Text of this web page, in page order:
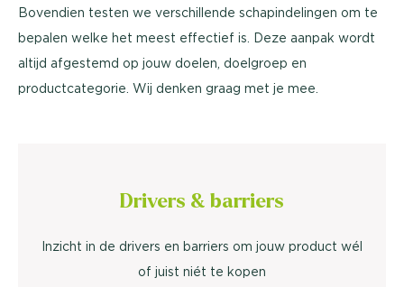
Bovendien testen we verschillende schapindelingen om te
bepalen welke het meest effectief is. Deze aanpak wordt
altijd afgestemd op jouw doelen, doelgroep en
productcategorie. Wij denken graag met je mee.
Drivers & barriers
Inzicht in de drivers en barriers om jouw product wél
of juist niét te kopen